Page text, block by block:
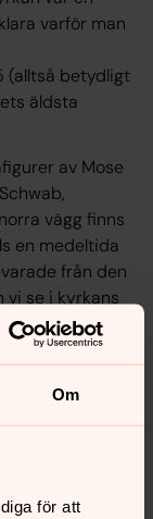
Om
för att
varför man
(alltså betydligt
äldsta
av Mose
vägg finns
en medeltida
från den
vi se i kyrkans